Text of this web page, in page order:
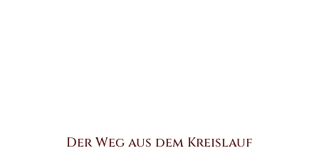
Der Weg aus dem Kreislauf